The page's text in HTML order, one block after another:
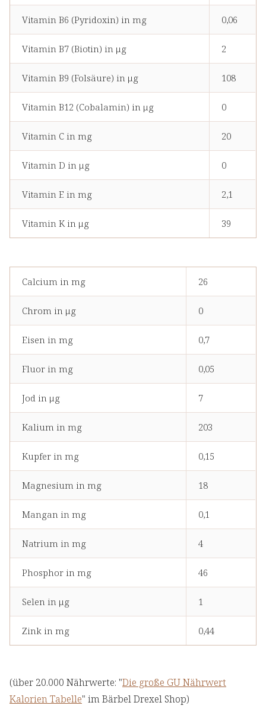
Vitamin B6 (Pyridoxin) in mg 0,06
Vitamin B7 (Biotin) in μg 2
Vitamin B9 (Folsäure) in μg 108
Vitamin B12 (Cobalamin) in μg 0
Vitamin C in mg 20
Vitamin D in μg 0
Vitamin E in mg 2,1
Vitamin K in μg 39
Calcium in mg 26
Chrom in μg 0
Eisen in mg 0,7
Fluor in mg 0,05
Jod in μg 7
Kalium in mg 203
Kupfer in mg 0,15
Magnesium in mg 18
Mangan in mg 0,1
Natrium in mg 4
Phosphor in mg 46
Selen in μg 1
Zink in mg 0,44
(über 20.000 Nährwerte: "Die große GU Nährwert
Kalorien Tabelle" im Bärbel Drexel Shop)